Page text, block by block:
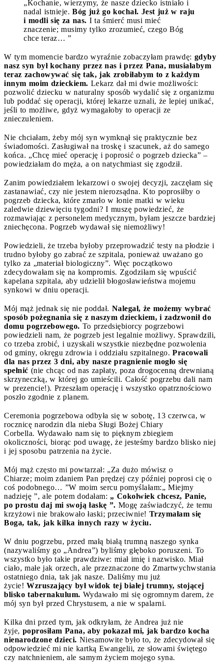
„Kochanie, wierzymy, że nasze dziecko istniało i
nadal istnieje. Bóg już go kochał. Jest już w raju
i modli się za nas. I ta śmierć musi mieć
znaczenie; musimy tylko zrozumieć, czego Bóg
chce teraz… ”
W tym momencie bardzo wyraźnie zobaczyłam prawdę: gdyby
nasz syn był kochany przez nas i przez Pana, musiałabym
teraz zachowywać się tak, jak zrobiłabym to z każdym
innym moim dzieckiem. Lekarz dał mi dwie możliwości:
pozwolić dziecku w naturalny sposób wydalić się z organizmu
lub poddać się operacji, której lekarze uznali, że lepiej unikać,
jeśli to możliwe, gdyż wymagałoby to operacji ze
znieczuleniem.
Nie chciałam, żeby mój syn wymknął się praktycznie bez
świadomości. Zasługiwał na troskę i szacunek, aż do samego
końca. „Chcę mieć operację i poprosić o pogrzeb dziecka” –
powiedziałam do męża, a on natychmiast się zgodził.
Zanim powiedziałem lekarzowi o swojej decyzji, zaczęłam się
zastanawiać, czy nie jestem nierozsądna. Kto poprosiłby o
pogrzeb dziecka, które zmarło w łonie matki w wieku
zaledwie dziewięciu tygodni? I muszę powiedzieć, że
rozmawiając z personelem medycznym, byłam jeszcze bardziej
zniechęcona. Pogrzeb wydawał się niemożliwy!
Powiedzieli, że trzeba byłoby przeprowadzić testy na płodzie i
trudno byłoby go zabrać ze szpitala, ponieważ uważano go
tylko za „materiał biologiczny”. Więc początkowo
zdecydowałam się na kompromis. Zgodziłam się wpuścić
kapelana szpitala, aby udzielił błogosławieństwa mojemu
synkowi w dniu operacji.
Mój mąż jednak się nie poddał. Nalegał, że możemy wybrać
sposób pożegnania się z naszym dzieckiem, i zadzwonił do
domu pogrzebowego. To przedsiębiorcy pogrzebowi
powiedzieli nam, że pogrzeb jest legalnie możliwy. Sprawdzili,
co trzeba zrobić, i uzyskali wszystkie niezbędne pozwolenia
od gminy, okręgu zdrowia i oddziału szpitalnego. Pracowali
dla nas przez 3 dni, aby nasze pragnienie mogło się
spełnić (nie chcąc od nas zapłaty, poza drogocenną drewnianą
skrzyneczką, w której go umieścili. Całość pogrzebu dali nam
w prezencie!). Przeszłam operację i wszystko opatrznościowo
poszło zgodnie z planem.
Ceremonia pogrzebowa odbyła się w sobotę, 13 czerwca, w
rocznicę narodzin dla nieba Sługi Bożej Chiary
Corbella. Wydawało nam się to pięknym zbiegiem
okoliczności, biorąc pod uwagę, że jesteśmy bardzo blisko niej
i jej sposobu patrzenia na życie.
Mój mąż często mi powtarzał: „Za dużo mówisz o
Chiarze; moim zdaniem Pan prędzej czy później poprosi cię o
coś podobnego… ”W moim sercu pomyślałam:„ Miejmy
nadzieję ”, ale potem dodałam: „ Cokolwiek chcesz, Panie,
po prostu daj mi swoją łaskę ”. Mogę zaświadczyć, że temu
krzyżowi nie brakowało łaski; przeciwnie! Trzymałam się
Boga, tak, jak kilka innych razy w życiu.
W dniu pogrzebu, przed małą białą trumną naszego synka
(nazywaliśmy go „Andrea”) byliśmy głęboko poruszeni. To
wszystko było takie prawdziwe: miał imię i nazwisko. Miał
ciało, małe jak orzech, ale przeznaczone do Zmartwychwstania
ostatniego dnia, tak jak nasze. Daliśmy mu już
życie! Wzruszający był widok tej białej trumny, stojącej
blisko tabernakulum. Wydawało mi się ogromnym darem, że
mój syn był przed Chrystusem, a nie w spalarni.
Kilka dni przed tym, jak odkryłam, że Andrea już nie
żyje, poprosiłam Pana, aby pokazał mi, jak bardzo kocha
nienarodzone dzieci. Niesamowite było to, że zdecydował się
odpowiedzieć mi nie kartką Ewangelii, ze słowami świętego
czy natchnieniem, ale samym życiem mojego syna.